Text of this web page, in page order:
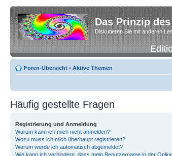
Das Prinzip
Diskutieren Sie mit anderen
Foren-Übersicht • Aktive Themen
Häufig gestellte Fragen
Registrierung und Anmeldung
Warum kann ich mich nicht anmelden?
Wozu muss ich mich überhaupt registrieren?
Warum werde ich automatisch abgemeldet?
Wie kann ich verhindern, dass mein Benutzername in der